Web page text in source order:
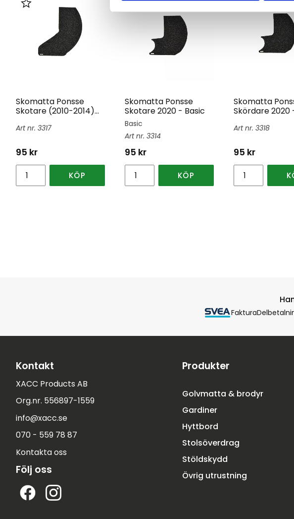
Skomatta Ponsse
Skotare (2010-2014)
3317
95 kr
Lägg till i favoriter
KÖP
Skomatta Ponsse
Skotare 2020 - Basic
Basic
3314
95 kr
KÖP
Skomatta
3318
95 kr
Faktura
Kontakt
XACC Products AB
Org.nr. 556897-1559
info@xacc.se
070 - 559 78 87
Kontakta oss
Följ oss
Produkter
Golvmatta & brodyr
Gardiner
Hyttbord
Stolsöverdrag
Stöldskydd
Övrig utrustning